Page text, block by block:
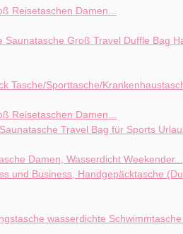
Reisetaschen Damen...
Reisetaschen Damen...
Damen, Wasserdicht Weekender...